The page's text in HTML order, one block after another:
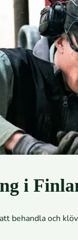
i
behandla och